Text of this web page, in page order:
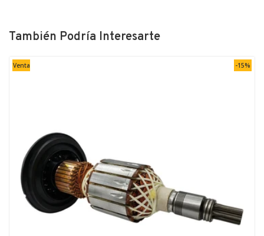
También Podría Interesarte
Venta -15%